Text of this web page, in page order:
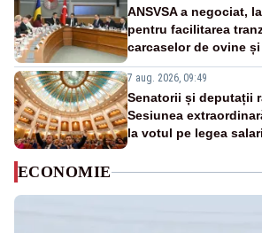
ANSVSA a negociat,
pentru facilitarea
carcaselor de ovine
7 aug. 2026, 09:49
Senatorii și deputații
Sesiunea
la votul pe legea
ECONOMIE